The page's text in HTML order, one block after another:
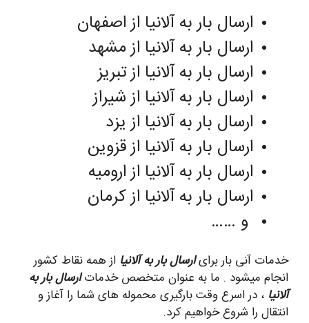
ارسال بار به آلانیا از اصفهان
ارسال بار به آلانیا از مشهد
ارسال بار به آلانیا از تبریز
ارسال بار به آلانیا از شیراز
ارسال بار به آلانیا از یزد
ارسال بار به آلانیا از قزوین
ارسال بار به آلانیا از ارومیه
ارسال بار به آلانیا از کرمان
و ……
خدمات آنی بار برایارسال بار به آلانیا از همه نقاط کشور
انجام میشود . ما به عنوان متخصص خدماتارسال بار به
آلانیا ، در اسرع وقت بارگیری محموله های شما را آغاز و
انتقال را شروع خواهیم کرد.